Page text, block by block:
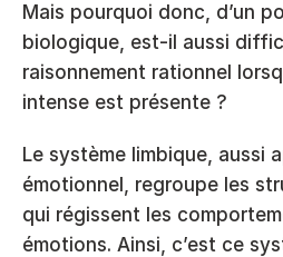
Mais pourquoi donc, d’un
biologique, est-il aussi
raisonnement rationnel
intense est présente ?
Le système limbique, aussi
émotionnel, regroupe les
qui régissent les
émotions. Ainsi, c’est ce